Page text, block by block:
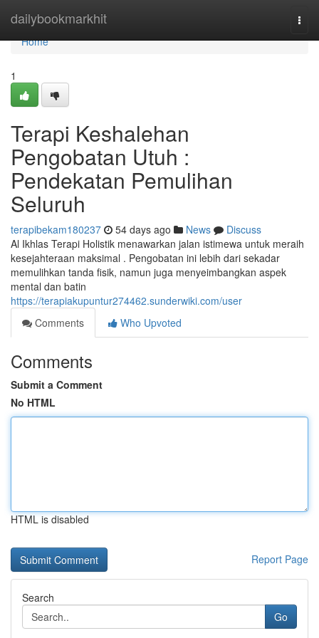
dailybookmarkhit
Home
Home
1
Terapi Keshalehan
Pengobatan Utuh :
Pendekatan Pemulihan
Seluruh
terapibekam180237 54 days ago News
Discuss
Al Ikhlas Terapi Holistik menawarkan jalan istimewa untuk meraih
kesejahteraan maksimal . Pengobatan ini lebih dari sekadar
memulihkan tanda fisik, namun juga menyeimbangkan aspek
mental dan batin
https://terapiakupuntur274462.sunderwiki.com/user
Comments
Who Upvoted
Comments
Submit a Comment
No HTML
HTML is disabled
Report Page
Search
Go